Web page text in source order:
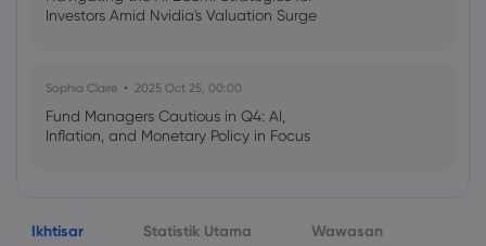
Investors Amid Nvidia's Valuation Surge
Sophia Claire 2025 Oct 25, 00:00
Fund Managers Cautious in Q4: AI,
Inflation, and Monetary Policy in Focus
US Government Shutdown Threatens
Ikhtisar Statistik Utama Wawasan